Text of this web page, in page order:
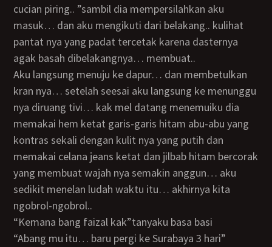
cucian piring.. ”sambil dia mempersilahkan aku
masuk… dan aku mengikuti dari belakang.. kulihat
pantat nya yang padat tercetak karena dasternya
agak basah dibelakangnya… membuat..
Aku langsung menuju ke dapur… dan membetulkan
kran nya… setelah seesai aku langsung ke menunggu
nya diruang tivi… kak mel datang menemuiku dia
memakai hem ketat garis-garis hitam abu-abu yang
kontras sekali dengan kulit nya yang putih dan
memakai celana jeans ketat dan jilbab hitam bercorak
yang membuat wajah nya semakin anggun… aku
sedikit menelan ludah waktu itu… akhirnya kita
ngobrol-ngobrol..
“kemana bang faizal kak”tanyaku basa basi
“abang mu itu… baru pergi ke Surabaya 3 hari”